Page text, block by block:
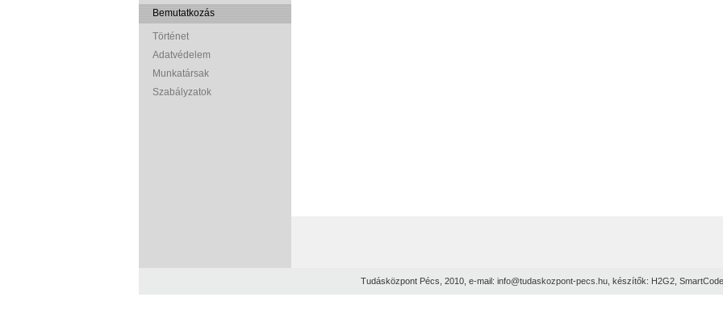
Bemutatkozás
Történet
Adatvédelem
Munkatársak
Szabályzatok
Tudásközpont Pécs, 2010, e-mail: info@tudaskozpont-pecs.hu , készítők: H2G2 SmartCode